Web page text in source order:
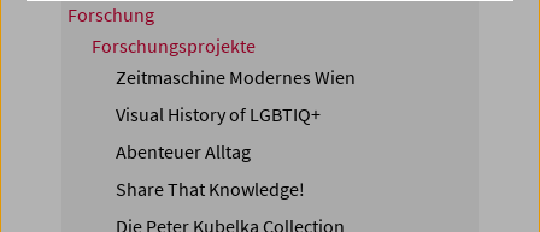
Forschung
Forschungsprojekte
Zeitmaschine Modernes Wien
Visual History of LGBTIQ+
Abenteuer Alltag
Share That Knowledge!
Die Peter Kubelka Collection